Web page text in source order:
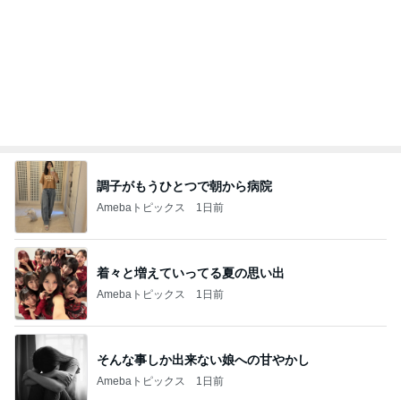
調子がもうひとつで朝から病院
Amebaトピックス 1日前
着々と増えていってる夏の思い出
Amebaトピックス 1日前
そんな事しか出来ない娘への甘やかし
Amebaトピックス 1日前